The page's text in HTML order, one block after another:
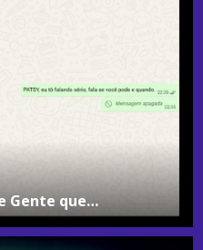
Gente que…